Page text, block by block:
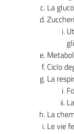
La
Ciclo
La
La
Le vie